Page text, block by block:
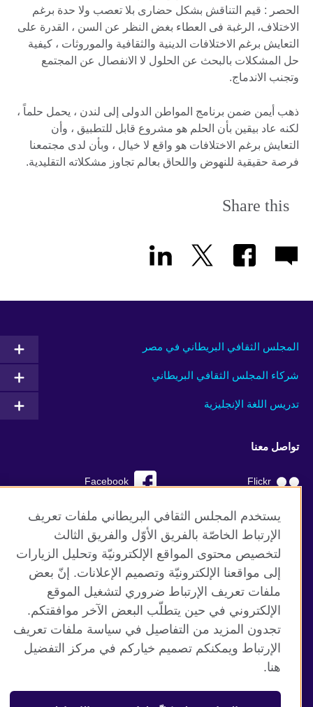
الحصر : قيم التناقش بشكل حضارى بلا تعصب ولا حدة برغم
الاختلاف، الرغبة فى العطاء بغض النظر عن السن ، القدرة على
التعايش برغم الاختلافات الدينية والثقافية والموروثات ، كيفية
حل المشكلات بالبحث عن الحلول لا الانفصال عن المجتمع
وتجنب الاندماج.
ذهب أيمن ضمن برنامج المواطن الدولى إلى لندن ، يحمل حلماً ،
لكنه عاد بيقين بأن الحلم هو مشروع قابل للتطبيق ، وأن
التعايش برغم الاختلافات هو واقع لا خيال ، وبأن لدى مجتمعنا
فرصة حقيقية للنهوض واللحاق بعالم تجاوز مشكلاته التقليدية.
Share this
المجلس الثقافي البريطاني في مصر
شركاء المجلس الثقافي البريطاني
تدريس اللغة الإنجليزية
تواصل معنا
Facebook Flickr
YouTube RSS
TikTok
موقع المجلس الثقافي البريطاني العالمي
الخصوصية وشروط الاستخدام
ملفات تعريف الإرتباط
خارطة الموقع
يستخدم المجلس الثقافي البريطاني ملفات تعريف
الإرتباط الخاصّة بالفريق الأوّل والفريق الثالث
لتخصيص محتوى المواقع الإلكترونيّة وتحليل الزيارات
إلى مواقعنا الإلكترونيّة وتصميم الإعلانات. إنّ بعض
ملفات تعريف الإرتباط ضروري لتشغيل الموقع
الإلكتروني في حين يتطلّب البعض الآخر موافقتكم.
تجدون المزيد من التفاصيل في سياسة ملفات تعريف
الإرتباط ويمكنكم تصميم خياركم في مركز التفضيل
هنا.